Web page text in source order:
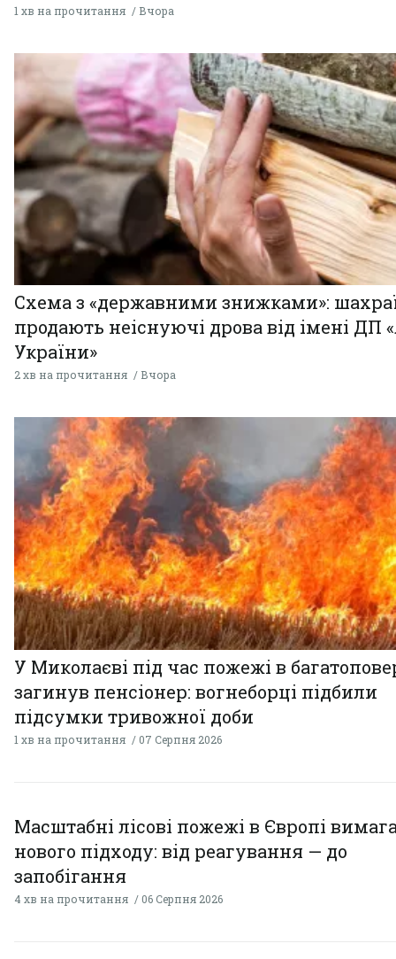
1 хв на прочитання Вчора
Схема з «державними знижками»:
продають неіснуючі дрова від імені ДП
України»
2 хв на прочитання Вчора
У Миколаєві під час пожежі в
загинув пенсіонер: вогнеборці підбили
підсумки тривожної доби
1 хв на прочитання 07 Серпня 2026
Масштабні лісові пожежі в Європі
нового підходу: від реагування — до
запобігання
4 хв на прочитання 06 Серпня 2026